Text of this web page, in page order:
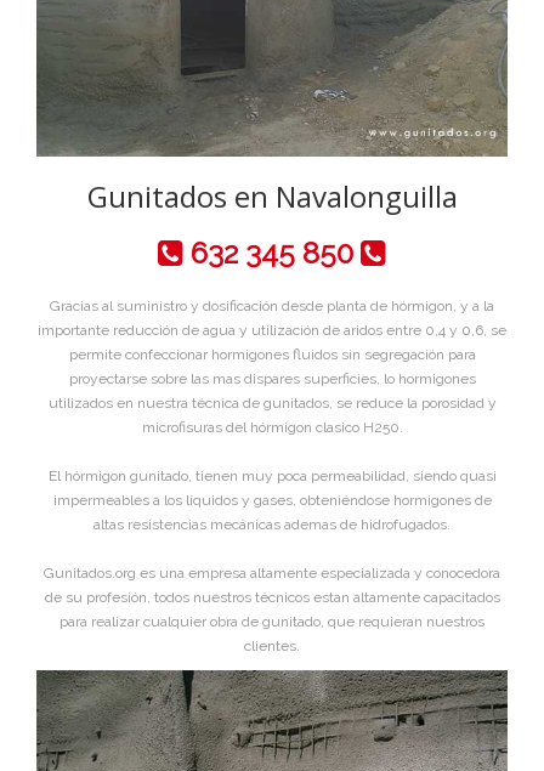
Gunitados en Navalonguilla
632 345 850
Gracias al suministro y dosificación desde planta de hórmigon, y a la
importante reducción de agua y utilización de aridos entre 0,4 y 0,6, se
permite confeccionar hormigones fluidos sin segregación para
proyectarse sobre las mas dispares superficies, lo hormigones
utilizados en nuestra técnica de gunitados, se reduce la porosidad y
microfisuras del hórmigon clasico H250.
El hórmigon gunitado, tienen muy poca permeabilidad, siendo quasi
impermeables a los líquidos y gases, obteniéndose hormigones de
altas resistencias mecánicas ademas de hidrofugados.
Gunitados.org es una empresa altamente especializada y conocedora
de su profesión, todos nuestros técnicos estan altamente capacitados
para realizar cualquier obra de gunitado, que requieran nuestros
clientes.